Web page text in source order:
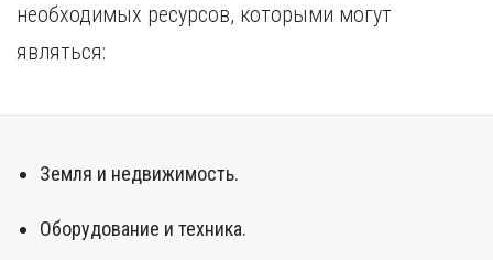
необходимых ресурсов, которыми могут
являться:
Земля и недвижимость.
Оборудование и техника.